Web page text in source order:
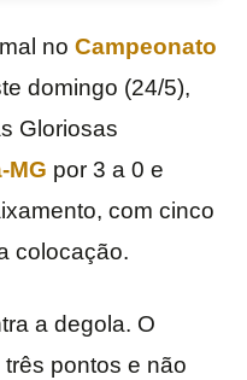
no Campeonato
domingo (24/5),
Gloriosas
MG por 3 a 0 e
com cinco
colocação.
a degola. O
pontos e não